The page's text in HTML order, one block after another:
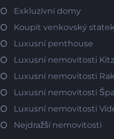
Exkluzívní domy
Koupit venkovský statek
Luxusní penthouse
Luxusní nemovitosti
Luxusní nemovitosti
Luxusní nemovitosti
Luxusní nemovitosti
Nejdražší nemovitosti